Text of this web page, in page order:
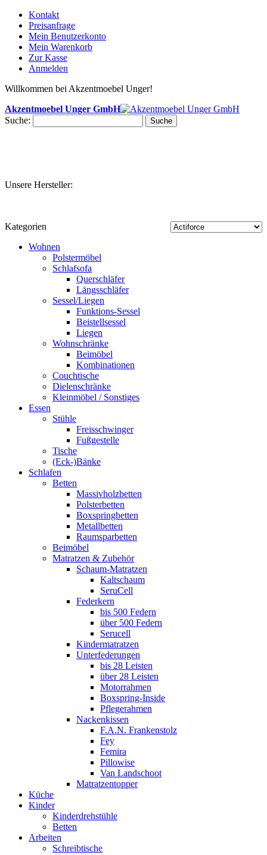
Kontakt
Preisanfrage
Mein Benutzerkonto
Mein Warenkorb
Zur Kasse
Anmelden
Willkommen bei Akzentmoebel Unger!
Akzentmoebel Unger GmbH
Suche:
Suche
Unsere Hersteller:
Kategorien
Wohnen
Polstermöbel
Schlafsofa
Querschläfer
Längsschläfer
Sessel/Liegen
Funktions-Sessel
Beistellsessel
Liegen
Wohnschränke
Beimöbel
Kombinationen
Couchtische
Dielenschränke
Kleinmöbel / Sonstiges
Essen
Stühle
Freisschwinger
Fußgestelle
Tische
(Eck-)Bänke
Schlafen
Betten
Massivholzbetten
Polsterbetten
Boxspringbetten
Metallbetten
Raumsparbetten
Beimöbel
Matratzen & Zubehör
Schaum-Matratzen
Kaltschaum
SeruCell
Federkern
bis 500 Federn
über 500 Federn
Serucell
Kindermatratzen
Unterfederungen
bis 28 Leisten
über 28 Leisten
Motorrahmen
Boxspring-Inside
Pflegerahmen
Nackenkissen
F.A.N. Frankenstolz
Fey
Femira
Pillowise
Van Landschoot
Matratzentopper
Küche
Kinder
Kinderdrehstühle
Betten
Arbeiten
Schreibtische